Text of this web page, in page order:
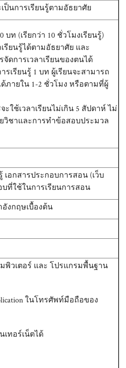
ป็นการเรียนรู้ตามอัธยาศัย
บท (เรียกว่า 10 ชั่วโมงเรียนรู้)
รียนรู้ได้ตามอัธยาศัย และ
ดการเวลาเรียนของตนได้
รเรียนรู้ 1 บท ผู้เรียนจะสามารถ
ภายใน 1-2 ชั่วโมง หรือตามที่ผู้
ะใช้เวลาเรียนไม่เกิน 5 สัปดาห์ ไม่
วิชาและการทำข้อสอบประมวล
เอกสารประกอบการสอน (เว็บ
ที่ใช้ในการเรียนการสอน
งกฤษเบื้องต้น
พิวเตอร์ และ โปรแกรมพื้นฐาน
ในโทรศัพท์มือถือของ
เทอร์เน็ตได้